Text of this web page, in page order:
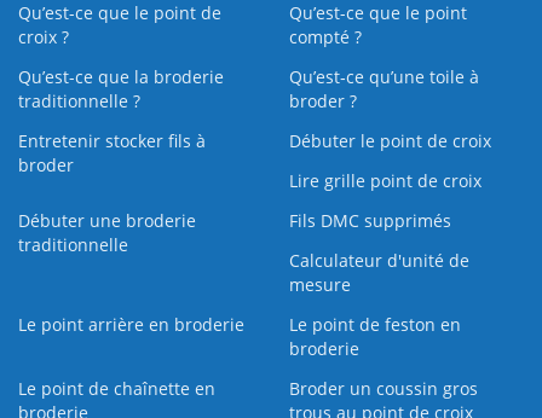
Qu’est-ce que le point de
croix ?
Qu’est-ce que le point
compté ?
Qu’est-ce que la broderie
traditionnelle ?
Qu’est‑ce qu’une toile à
broder ?
Entretenir stocker fils à
broder
Débuter le point de croix
Lire grille point de croix
Débuter une broderie
traditionnelle
Fils DMC supprimés
Calculateur d'unité de
mesure
Le point arrière en broderie
Le point de feston en
broderie
Le point de chaînette en
broderie
Broder un coussin gros
trous au point de croix